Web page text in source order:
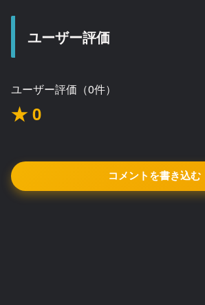
ユーザー評価
ユーザー評価（0件）
★ 0
コメントを書き込む